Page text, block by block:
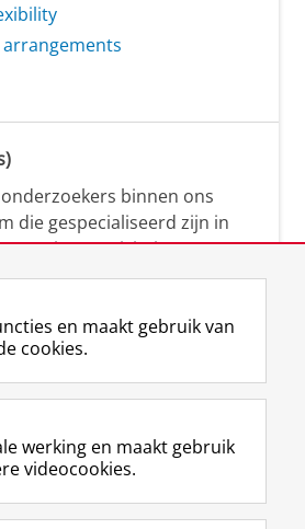
arrangements
binnen ons
die gespecialiseerd zijn in
creativiteit,
en ethisch gedrag.
onze experts hun
kennis naar
en toegankelijke inzichten.
en maakt gebruik van
cookies.
werking en maakt gebruik
videocookies.